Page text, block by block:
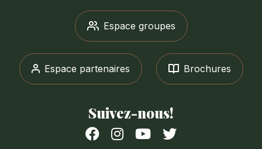
Espace groupes
Espace partenaires Brochures
Suivez-nous!
Suivez-
Suivez-
Suivez-Suivez-